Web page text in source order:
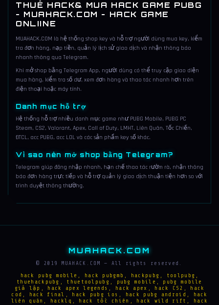
THUÊ HACK& MUA HACK GAME PUBG
- MUAHACK.COM - HACK GAME
ONLIINE
MUAHACK.COM là hệ thống shop key và hỗ trợ người dùng mua key, kiểm
tra đơn hàng, nạp tiền, quản lý lịch sử giao dịch và nhận thông báo
nhanh thông qua Telegram.
Khi mở shop bằng Telegram App, người dùng có thể truy cập giao diện
mua hàng, kiểm tra số dư, xem đơn hàng và thao tác nhanh hơn trên
điện thoại hoặc máy tính.
Danh mục hỗ trợ
Hệ thống hỗ trợ nhiều danh mục game như PUBG Mobile, PUBG PC
Steam, CS2, Valorant, Apex, Call of Duty, LMHT, Liên Quân, Tốc Chiến,
ĐTCL, acc PUBG, acc LOL và các sản phẩm key số khác.
Vì sao nên mở shop bằng Telegram?
Telegram giúp đăng nhập nhanh, hạn chế thao tác rườm rà, nhận thông
báo đơn hàng trực tiếp và hỗ trợ quản lý giao dịch thuận tiện hơn so với
trình duyệt thông thường.
MUAHACK.COM
© 2019 MUAHACK.COM — All rights reserved.
hack pubg mobile, hack pubgmb, hackpubg, toolpubg,
thuehackpubg, thuetoolpubg, pubg mobile, pubg mobile
giả lập, hack apex legends, hack apex, hack CS2, hack
cod, hack final, hack pubg ios, hack pubg android, hack
liên quân, hacklq, hack tốc chiên, hack wild rift, hack